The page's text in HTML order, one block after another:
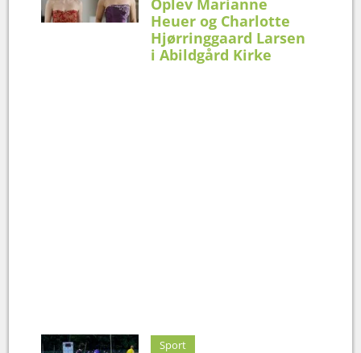
Oplev Marianne
Heuer og Charlotte
Hjørringgaard Larsen
i Abildgård Kirke
Sport